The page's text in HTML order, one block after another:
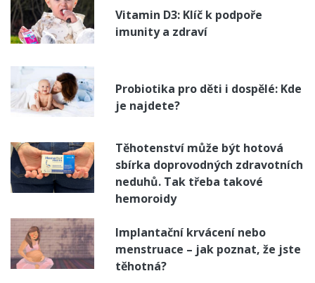
Vitamin D3: Klíč k podpoře
imunity a zdraví
Probiotika pro děti i dospělé: Kde
je najdete?
Těhotenství může být hotová
sbírka doprovodných zdravotních
neduhů. Tak třeba takové
hemoroidy
Implantační krvácení nebo
menstruace – jak poznat, že jste
těhotná?